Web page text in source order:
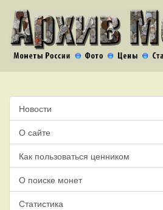
Новости
О сайте
Как пользоваться ценником
О поиске монет
Статистика